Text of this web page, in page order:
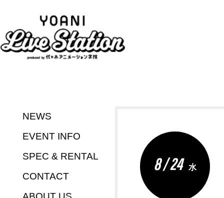
NEWS
EVENT INFO
SPEC & RENTAL
CONTACT
8 / 24 水